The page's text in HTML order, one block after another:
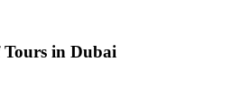
Tours in Dubai